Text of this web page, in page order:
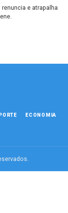
e atrapalha
ECONOMIA